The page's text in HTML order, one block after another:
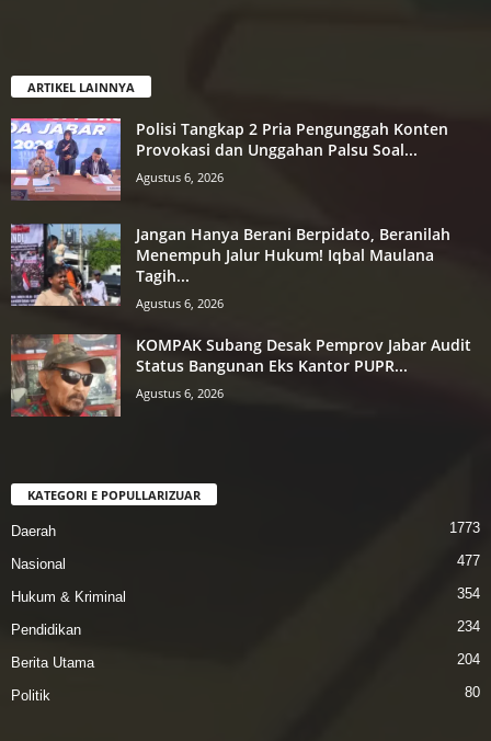
ARTIKEL LAINNYA
Polisi Tangkap 2 Pria Pengunggah Konten
Provokasi dan Unggahan Palsu Soal...
Agustus 6, 2026
Jangan Hanya Berani Berpidato, Beranilah
Menempuh Jalur Hukum! Iqbal Maulana
Tagih...
Agustus 6, 2026
KOMPAK Subang Desak Pemprov Jabar Audit
Status Bangunan Eks Kantor PUPR...
Agustus 6, 2026
KATEGORI E POPULLARIZUAR
Daerah 1773
Nasional 477
Hukum & Kriminal 354
Pendidikan 234
Berita Utama 204
Politik 80